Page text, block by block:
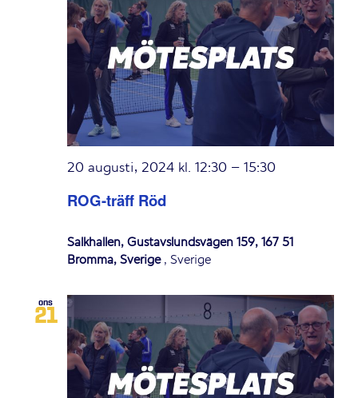
ROG-träff Röd
20 augusti, 2024 kl. 12:30 – 15:30
Salkhallen, Gustavslundsvägen 159, 167 51
Bromma, Sverige, Sverige
ons
21